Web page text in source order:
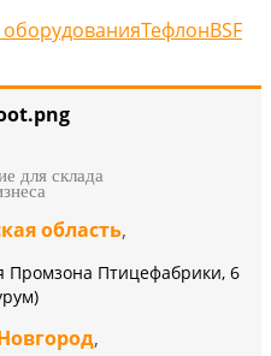
ТефлонBSF
для склада
область,
Промзона Птицефабрики, 6
,